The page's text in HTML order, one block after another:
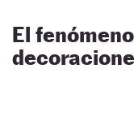
El